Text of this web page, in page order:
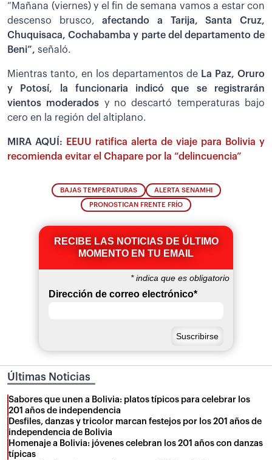
“Mañana (viernes) y el fin de semana vamos a estar con
descenso brusco,afectando a Tarija, Santa Cruz,
Chuquisaca, Cochabamba y parte del departamento de
Beni”, señaló.
Mientras tanto, en los departamentos de La Paz, Oruro
y Potosí, la funcionaria indicó que se registrarán
vientos moderados y no descartó temperaturas bajo
cero en la región del altiplano.
MIRA AQUÍ:
EEUU ratifica alerta de viaje para Bolivia y
recomienda evitar el Chapare por la “delincuencia”
BAJAS TEMPERATURAS ALERTA SENAMHI
PRONOSTICAN FRENTE FRÍO
RECIBE LAS NOTICIAS DE ÚLTIMO
MOMENTO EN TU EMAIL
*indica que es obligatorio
Dirección de correo electrónico*
Últimas Noticias
Sabores que unen a Bolivia: platos típicos para celebrar los
201 años de independencia
Desfiles, danzas y tricolor marcan festejos por los 201 años de
independencia de Bolivia
Homenaje a Bolivia: jóvenes celebran los 201 años con danzas
típicas